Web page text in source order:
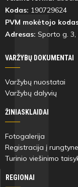
Kodas: 190729624
PVM mokėtojo
Adresas: Sporto g. 3,
VARŽYBŲ DOKUMENTAI
Varžybų nuostatai
Varžybų dalyvių
ŽINIASKLAIDAI
Fotogalerija
Registracija į
Turinio viešinimo
REGIONAI